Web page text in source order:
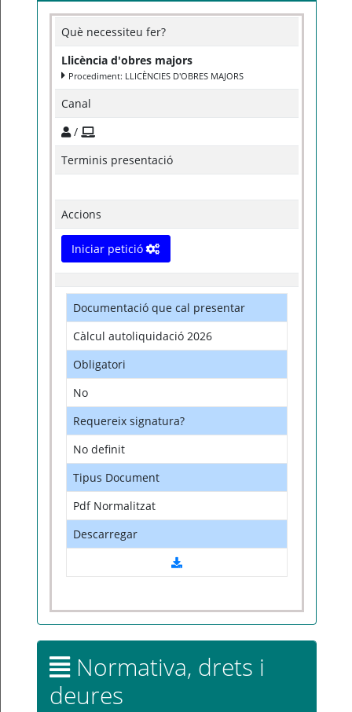
Què necessiteu fer?
Llicència d'obres majors
Procediment: LLICÈNCIES D'OBRES MAJORS
Canal
/
Terminis presentació
Accions
Iniciar petició
Documentació que cal presentar
Càlcul autoliquidació 2026
Obligatori
No
Requereix signatura?
No definit
Tipus Document
Pdf Normalitzat
Descarregar
Normativa, drets i
deures